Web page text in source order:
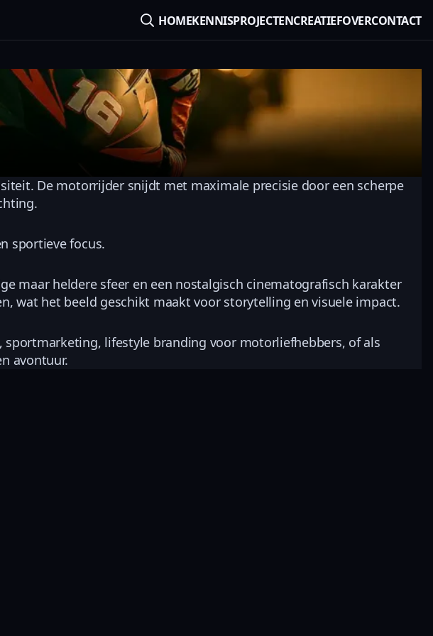
HOMEKENNISPROJECTENCREATIEFOVERCONTACT
De motorrijder snijdt met maximale precisie door een scherpe
sportieve focus.
maar heldere sfeer en een nostalgisch cinematografisch karakter
wat het beeld geschikt maakt voor storytelling en visuele impact.
lifestyle branding voor motorliefhebbers, of als
avontuur.